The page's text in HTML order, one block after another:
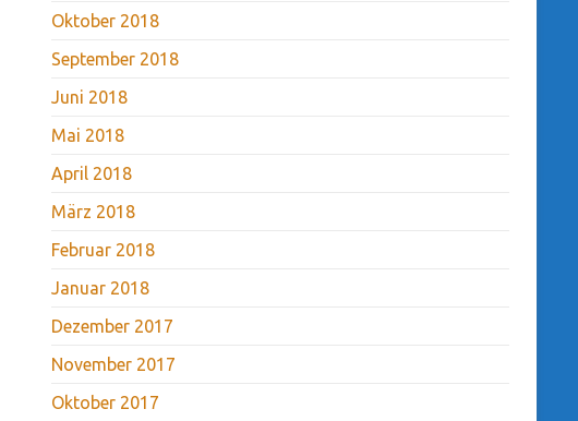
Oktober 2018
September 2018
Juni 2018
Mai 2018
April 2018
März 2018
Februar 2018
Januar 2018
Dezember 2017
November 2017
Oktober 2017